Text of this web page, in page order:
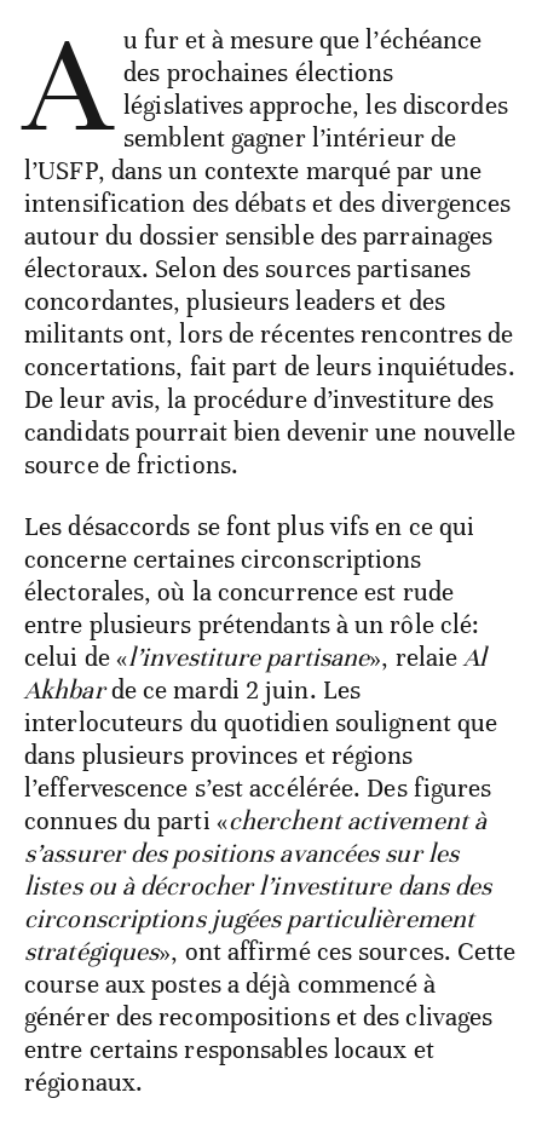
A u fur et à mesure que l’échéance
des prochaines élections
législatives approche, les discordes
semblent gagner l’intérieur de
l’USFP, dans un contexte marqué par une
intensification des débats et des divergences
autour du dossier sensible des parrainages
électoraux. Selon des sources partisanes
concordantes, plusieurs leaders et des
militants ont, lors de récentes rencontres de
concertations, fait part de leurs inquiétudes.
De leur avis, la procédure d’investiture des
candidats pourrait bien devenir une nouvelle
source de frictions.
Les désaccords se font plus vifs en ce qui
concerne certaines circonscriptions
électorales, où la concurrence est rude
entre plusieurs prétendants à un rôle clé:
celui de «l’investiture partisane», relaieAl
Akhbarde ce mardi 2 juin. Les
interlocuteurs du quotidien soulignent que
dans plusieurs provinces et régions
l’effervescence s’est accélérée. Des figures
connues du parti «cherchent activement à
s’assurer des positions avancées sur les
listes ou à décrocher l’investiture dans des
circonscriptions jugées particulièrement
stratégiques», ont affirmé ces sources. Cette
course aux postes a déjà commencé à
générer des recompositions et des clivages
entre certains responsables locaux et
régionaux.